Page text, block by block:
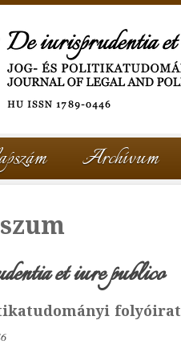
Archívum
et iure publico
folyóirat